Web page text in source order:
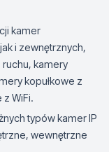
kamer
i zewnętrznych,
ruchu, kamery
kopułkowe z
WiFi.
typów kamer IP
wewnętrzne